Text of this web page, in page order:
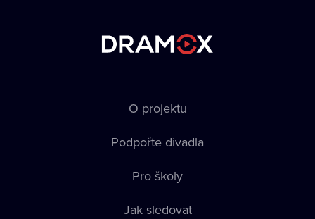
O projektu
Podpořte divadla
Pro školy
Jak sledovat